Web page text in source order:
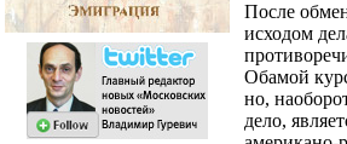
После
исходом
Обамой
но,
дело,